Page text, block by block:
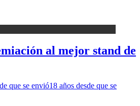
al mejor stand de
que se envió18 años desde que se